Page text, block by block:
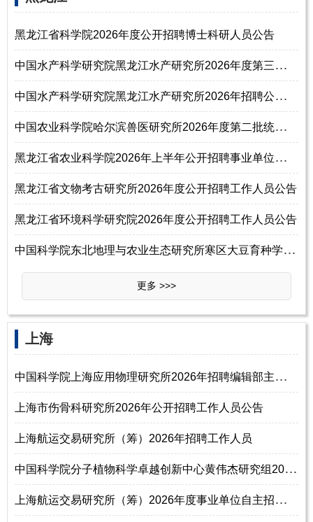
黑龙江省科学院2026年度公开招聘博士科研人员公告
中
国水产科学研究院黑龙江水产研究所2026年度第三批统一公开招聘公告
中
国水产科学研究院黑龙江水产研究所2026年招聘公告（第三批）
中
国农业科学院哈尔滨兽医研究所2026年度第二批统一公开招聘公告
黑
龙江省农业科学院2026年上半年公开招聘事业单位工作人员50名公告
黑龙江省文物考古研究所2026年度公开招聘工作人员公告
黑龙江省环境科学研究院2026年度公开招聘工作人员公告
中
国科学院东北地理与农业生态研究所寒区大豆育种学科组2026年招聘启事
更多 >>>
‌‌上海
中
国科学院上海应用物理研究所2026年招聘编辑部主任启事
上海市伤骨科研究所2026年公开招聘工作人员公告
上海航运交易研究所（筹）2026年招聘工作人员
中
国科学院分子植物科学卓越创新中心黄伟杰研究组2026年招聘工作人员启事（
上
海航运交易研究所（筹）2026年度事业单位自主招聘公告